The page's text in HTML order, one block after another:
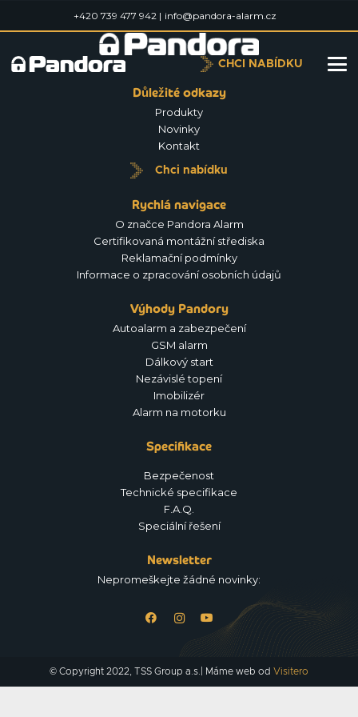
+420 739 477 942 | info@pandora-alarm.cz
CHCI NABÍDKU
Důležité odkazy
Produkty
Novinky
Kontakt
Chci nabídku
Rychlá navigace
O značce Pandora Alarm
Certifikovaná montážní střediska
Reklamační podmínky
Informace o zpracování osobních údajů
Výhody Pandory
Autoalarm a zabezpečení
GSM alarm
Dálkový start
Nezávislé topení
Imobilizér
Alarm na motorku
Specifikace
Bezpečenost
Technické specifikace
F.A.Q.
Speciální řešení
Newsletter
Nepromeškejte žádné novinky:
© Copyright 2022, TSS Group a.s.| Máme web od Visitero